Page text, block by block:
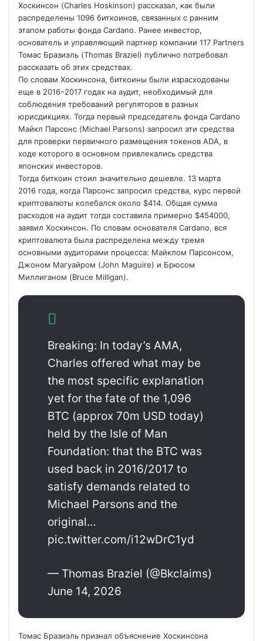
Хоскинсон (Charles Hoskinson) рассказал, как были
распределены 1096 биткоинов, связанных с ранним
этапом работы фонда Cardano. Ранее инвестор,
основатель и управляющий партнер компании 117 Partners
Томас Бразиэль (Thomas Braziel) публично потребовал
рассказать об этих средствах.
По словам Хоскинсона, биткоины были израсходованы
еще в 2016–2017 годах на аудит, необходимый для
соблюдения требований регуляторов в разных
юрисдикциях. Тогда первый председатель фонда Cardano
Майкл Парсонс (Michael Parsons) запросил эти средства
для проверки первичного размещения токенов ADA, в
ходе которого в основном привлекались средства
японских инвесторов.
Тогда биткоин стоил значительно дешевле. 13 марта
2016 года, когда Парсонс запросил средства, курс первой
криптовалюты колебался около $414. Общая сумма
расходов на аудит тогда составила примерно $454000,
заявил Хоскинсон. По словам основателя Cardano, вся
криптовалюта была распределена между тремя
основными аудиторами процесса: Майклом Парсонсом,
Джоном Магуайром (John Maguire) и Брюсом
Миллиганом (Bruce Milligan).
Breaking: In today’s AMA,
Charles offered what may be
the most specific explanation
yet for the fate of the 1,096
BTC (approx 70m USD today)
held by the Isle of Man
Foundation: that the BTC was
used back in 2016/2017 to
satisfy demands related to
Michael Parsons and the
original…
pic.twitter.com/i12wDrC1yd
— Thomas Braziel (@Bkclaims)
June 14, 2026
Томас Бразиэль признал объяснение Хоскинсона